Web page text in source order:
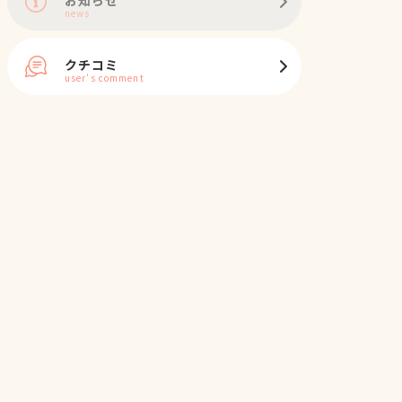
news
クチコミ
user's comment